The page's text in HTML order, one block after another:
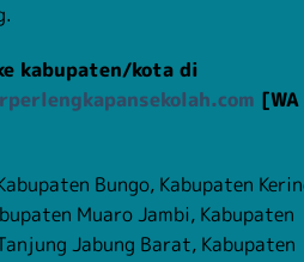
kabupaten/kota di
[WA
Bungo, Kabupaten
Muaro Jambi, Kabupaten
Jabung Barat, Kabupaten